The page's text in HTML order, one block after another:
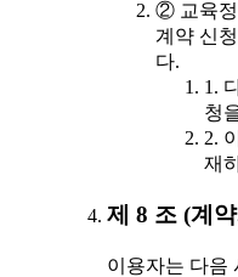
② 교육정
계약 신
다.
1.
청
2.
재
제 8 조 (계
이용자는 다음